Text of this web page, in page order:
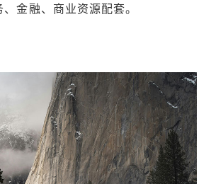
金融、商业资源配套。